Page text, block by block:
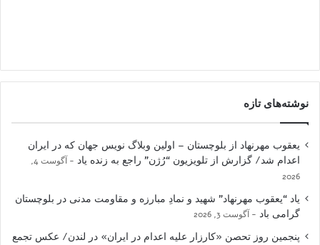
نوشته‌های تازه
یعقوب مهرنهاد از بلوچستان – اولین وبلاگ نویس جهان که در ایران
اعدام شد/ گزارش از تلویزیون “رُژن” راجع به زنده یاد
آگوست 4,
2026
یاد “یعقوب مهرنهاد” شهید و نمادِ مبارزه و مقاومت مدنی در بلوچستان
گرامی باد
آگوست 3, 2026
پنجمین روز تحصن «کارزار علیه اعدام در ایران» در لندن/ عکس تجمع